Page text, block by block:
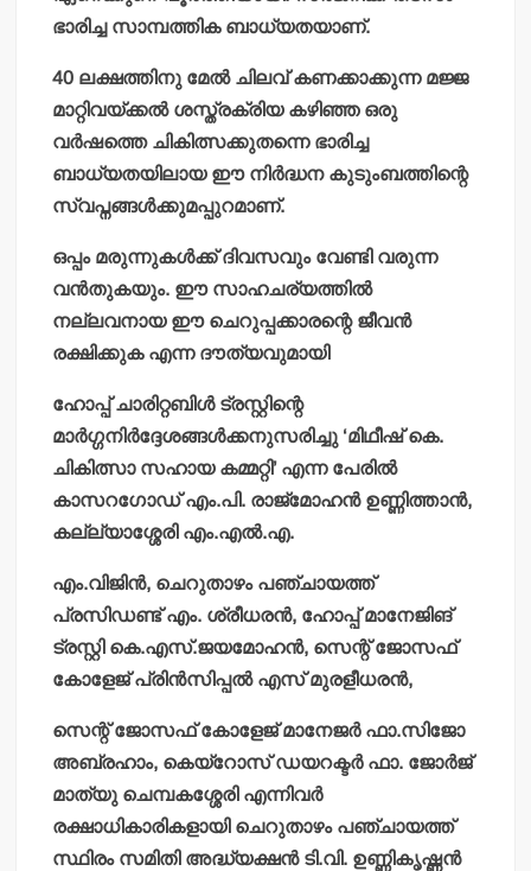
ഭാരിച്ച സാമ്പത്തിക ബാധ്യതയാണ്.
40 ലക്ഷത്തിനു മേല്‍ ചിലവ് കണക്കാക്കുന്ന മജ്ജ
മാറ്റിവയ്ക്കല്‍ ശസ്ത്രക്രിയ കഴിഞ്ഞ ഒരു
വര്‍ഷത്തെ ചികിത്സക്കുതന്നെ ഭാരിച്ച
ബാധ്യതയിലായ ഈ നിര്‍ദ്ധന കുടുംബത്തിന്റെ
സ്വപ്നങ്ങള്‍ക്കുമപ്പുറമാണ്.
ഒപ്പം മരുന്നുകള്‍ക്ക് ദിവസവും വേണ്ടി വരുന്ന
വന്‍തുകയും. ഈ സാഹചര്യത്തില്‍
നല്ലവനായ ഈ ചെറുപ്പക്കാരന്റെ ജീവന്‍
രക്ഷിക്കുക എന്ന ദൗത്യവുമായി
ഹോപ്പ് ചാരിറ്റബിള്‍ ട്രസ്റ്റിന്റെ
മാര്‍ഗ്ഗനിര്‍ദ്ദേശങ്ങള്‍ക്കനുസരിച്ചു ‘മിഥീഷ് കെ.
ചികിത്സാ സഹായ കമ്മറ്റി’ എന്ന പേരില്‍
കാസറഗോഡ് എം.പി. രാജ്മോഹന്‍ ഉണ്ണിത്താന്‍,
കല്ല്യാശ്ശേരി എം.എല്‍.എ.
എം.വിജിന്‍, ചെറുതാഴം പഞ്ചായത്ത്
പ്രസിഡണ്ട് എം. ശ്രീധരന്‍, ഹോപ്പ് മാനേജിങ്
ട്രസ്റ്റി കെ.എസ്.ജയമോഹന്‍, സെന്റ് ജോസഫ്
കോളേജ് പ്രിന്‍സിപ്പല്‍ എസ് മുരളീധരന്‍,
സെന്റ് ജോസഫ് കോളേജ് മാനേജര്‍ ഫാ.സിജോ
അബ്രഹാം, കെയ്‌റോസ് ഡയറക്ടര്‍ ഫാ. ജോര്‍ജ്
മാത്യു ചെമ്പകശ്ശേരി എന്നിവര്‍
രക്ഷാധികാരികളായി ചെറുതാഴം പഞ്ചായത്ത്
സ്ഥിരം സമിതി അദ്ധ്യക്ഷന്‍ ടി.വി. ഉണ്ണികൃഷ്ണന്‍